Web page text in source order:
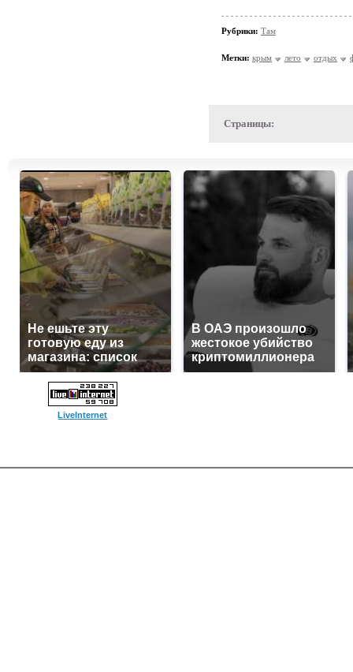
Рубрики: Там
Метки: крым лето отдых
Страницы:
Не ешьте эту
готовую еду из
магазина: список
В ОАЭ произошло
жестокое убийство
криптомиллионера
LiveInternet